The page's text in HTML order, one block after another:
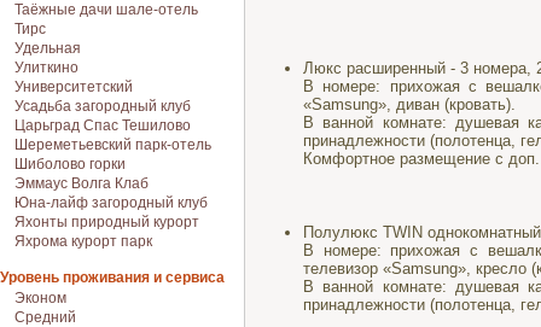
Таёжные дачи шале-отель
Тирс
Удельная
Улиткино
Университетский
Усадьба загородный клуб
Царьград Спас Тешилово
Шереметьевский парк-отель
Шиболово горки
Эммаус Волга Клаб
Юна-лайф загородный клуб
Яхонты природный курорт
Яхрома курорт парк
Уровень проживания и сервиса
Эконом
Средний
Люкс расширенный - 3 номера,
В номере: прихожая с
«Samsung», диван (кровать).
В ванной комнате: душевая
принадлежности (полотенца,
Комфортное размещение с
Полулюкс TWIN
В номере: прихожая с
телевизор «Samsung», кресло
В ванной комнате: душевая
принадлежности (полотенца,